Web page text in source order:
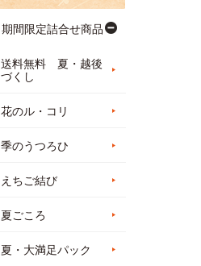
期間限定詰合せ商品
送料無料 夏・越後
づくし
花のル・コリ
季のうつろひ
えちご結び
夏ごころ
夏・大満足パック